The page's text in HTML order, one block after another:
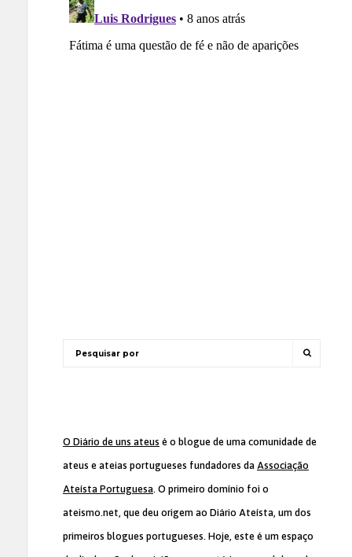
O Diário de uns ateus é o blogue de uma comunidade de
ateus e ateias portugueses fundadores da Associação
Ateísta Portuguesa. O primeiro domínio foi o
ateismo.net, que deu origem ao Diário Ateísta, um dos
primeiros blogues portugueses. Hoje, este é um espaço